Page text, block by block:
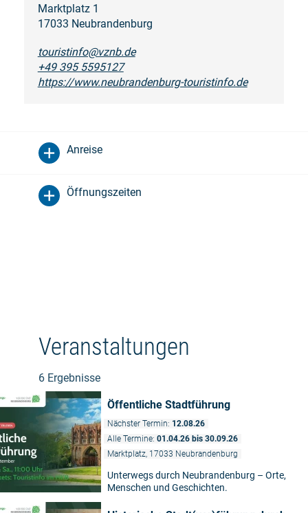
Marktplatz 1
17033 Neubrandenburg
touristinfo@vznb.de
+49 395 5595127
https://www.neubrandenburg-touristinfo.de
Anreise
Öffnungszeiten
Veranstaltungen
6 Ergebnisse
Öffentliche Stadtführung
Nächster Termin: 12.08.26
Alle Termine: 01.04.26 bis 30.09.26
Marktplatz, 17033 Neubrandenburg
Unterwegs durch Neubrandenburg – Orte,
Menschen und Geschichten.